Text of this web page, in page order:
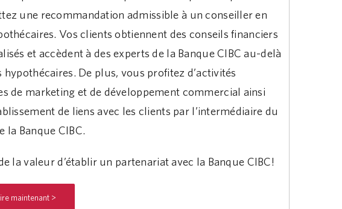
une recommandation admissible à un conseiller en
Vos clients obtiennent des conseils financiers
et accèdent à des experts de la Banque CIBC au-delà
hypothécaires. De plus, vous profitez d’activités
de marketing et de développement commercial ainsi
de liens avec les clients par l’intermédiaire du
la Banque CIBC.
la valeur d’établir un partenariat avec la Banque CIBC!
maintenant >